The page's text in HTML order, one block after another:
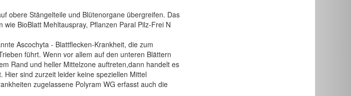
obere Stängelteile und Blütenorgane übergreifen. Das
BioBlatt Mehltauspray, Pflanzen Paral Pilz-Frei N
Ascochyta - Blattflecken-Krankheit, die zum
führt. Wenn vor allem auf den unteren Blättern
Rand und heller Mittelzone auftreten,dann handelt es
sind zurzeit leider keine speziellen Mittel
zugelassene Polyram WG erfasst auch die